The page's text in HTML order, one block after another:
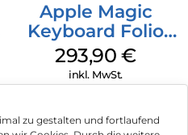
zu gestalten und fortlaufend
Apple Magic
Keyboard Folio
iPad 10.9″ (10.Gen.)
Weiß
293,90€
inkl. MwSt.